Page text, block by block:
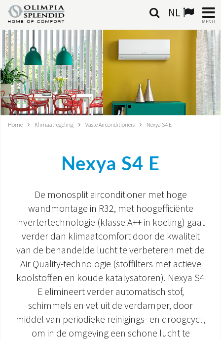
NL
MENU
NEDERLANDSE
HOME
KLIMAATREGELING
VERWARMING
GEÏNTEGREERDE SYSTEMEN
WERELD OS
DOCUMENTATIE PRODUCTEN
Home Klimaatregeling Vaste Airconditioners Nexya S4 E
Nexya S4 E
De monosplit airconditioner met hoge
wandmontage in R32, met hoogefficiënte
invertertechnologie (klasse A++ in koeling) gaat
verder dan klimaatcomfort door de kwaliteit
van de behandelde lucht te verbeteren met de
Air Quality-technologie (stoffilters met actieve
koolstoffen en koude katalysatoren). Nexya S4
E elimineert verder automatisch stof,
schimmels en vet uit de verdamper, door
middel van periodieke reinigings- en droogcycli,
om in de omgeving een schone lucht te